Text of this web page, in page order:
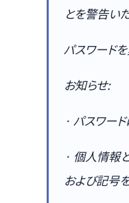
とを警告い
パスワード
お知らせ:
· パスワー
· 個人情報
および記号